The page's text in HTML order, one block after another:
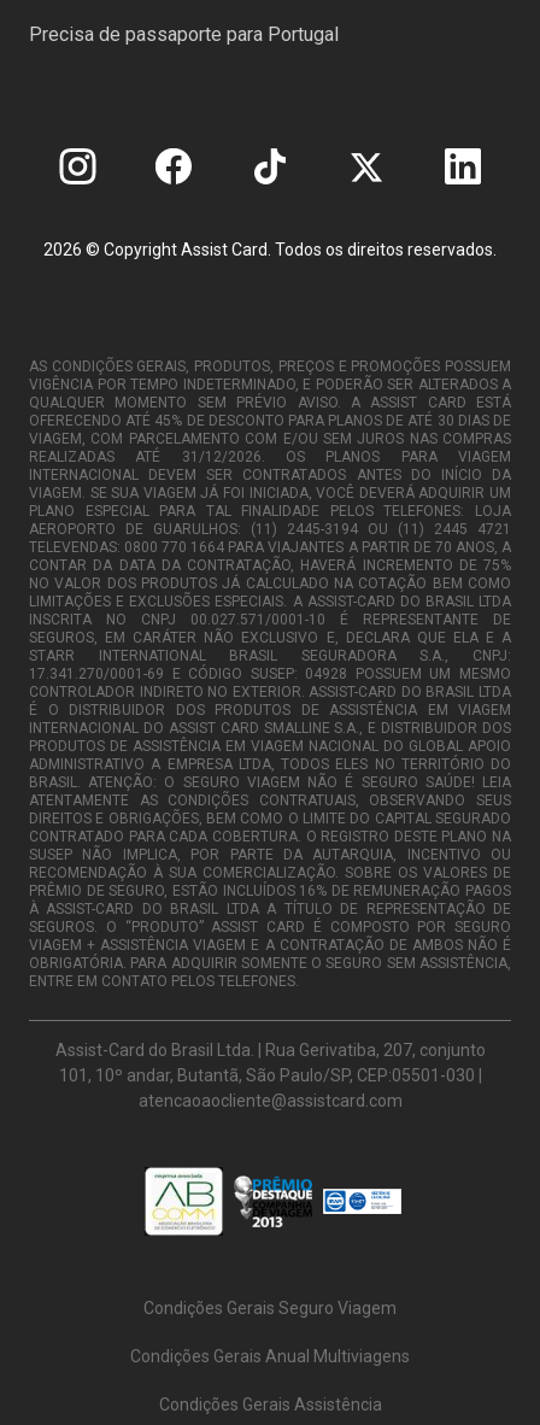
Precisa de passaporte para Portugal
2026 © Copyright Assist Card. Todos os direitos reservados.
AS CONDIÇÕES GERAIS, PRODUTOS, PREÇOS E PROMOÇÕES POSSUEM
VIGÊNCIA POR TEMPO INDETERMINADO, E PODERÃO SER ALTERADOS A
QUALQUER MOMENTO SEM PRÉVIO AVISO. A ASSIST CARD ESTÁ
OFERECENDO ATÉ 45% DE DESCONTO PARA PLANOS DE ATÉ 30 DIAS DE
VIAGEM, COM PARCELAMENTO COM E/OU SEM JUROS NAS COMPRAS
REALIZADAS ATÉ 31/12/2026. OS PLANOS PARA VIAGEM
INTERNACIONAL DEVEM SER CONTRATADOS ANTES DO INÍCIO DA
VIAGEM. SE SUA VIAGEM JÁ FOI INICIADA, VOCÊ DEVERÁ ADQUIRIR UM
PLANO ESPECIAL PARA TAL FINALIDADE PELOS TELEFONES: LOJA
AEROPORTO DE GUARULHOS: (11) 2445-3194 OU (11) 2445 4721
TELEVENDAS: 0800 770 1664 PARA VIAJANTES A PARTIR DE 70 ANOS, A
CONTAR DA DATA DA CONTRATAÇÃO, HAVERÁ INCREMENTO DE 75%
NO VALOR DOS PRODUTOS JÁ CALCULADO NA COTAÇÃO BEM COMO
LIMITAÇÕES E EXCLUSÕES ESPECIAIS. A ASSIST-CARD DO BRASIL LTDA
INSCRITA NO CNPJ 00.027.571/0001-10 É REPRESENTANTE DE
SEGUROS, EM CARÁTER NÃO EXCLUSIVO E, DECLARA QUE ELA E A
STARR INTERNATIONAL BRASIL SEGURADORA S.A., CNPJ:
17.341.270/0001-69 E CÓDIGO SUSEP: 04928 POSSUEM UM MESMO
CONTROLADOR INDIRETO NO EXTERIOR. ASSIST-CARD DO BRASIL LTDA
É O DISTRIBUIDOR DOS PRODUTOS DE ASSISTÊNCIA EM VIAGEM
INTERNACIONAL DO ASSIST CARD SMALLINE S.A., E DISTRIBUIDOR DOS
PRODUTOS DE ASSISTÊNCIA EM VIAGEM NACIONAL DO GLOBAL APOIO
ADMINISTRATIVO A EMPRESA LTDA, TODOS ELES NO TERRITÓRIO DO
BRASIL. ATENÇÃO: O SEGURO VIAGEM NÃO É SEGURO SAÚDE! LEIA
ATENTAMENTE AS CONDIÇÕES CONTRATUAIS, OBSERVANDO SEUS
DIREITOS E OBRIGAÇÕES, BEM COMO O LIMITE DO CAPITAL SEGURADO
CONTRATADO PARA CADA COBERTURA. O REGISTRO DESTE PLANO NA
SUSEP NÃO IMPLICA, POR PARTE DA AUTARQUIA, INCENTIVO OU
RECOMENDAÇÃO À SUA COMERCIALIZAÇÃO. SOBRE OS VALORES DE
PRÊMIO DE SEGURO, ESTÃO INCLUÍDOS 16% DE REMUNERAÇÃO PAGOS
À ASSIST-CARD DO BRASIL LTDA A TÍTULO DE REPRESENTAÇÃO DE
SEGUROS. O “PRODUTO” ASSIST CARD É COMPOSTO POR SEGURO
VIAGEM + ASSISTÊNCIA VIAGEM E A CONTRATAÇÃO DE AMBOS NÃO É
OBRIGATÓRIA. PARA ADQUIRIR SOMENTE O SEGURO SEM ASSISTÊNCIA,
ENTRE EM CONTATO PELOS TELEFONES.
Assist-Card do Brasil Ltda. | Rua Gerivatiba, 207, conjunto
101, 10º andar, Butantã, São Paulo/SP, CEP:05501-030 |
atencaoaocliente@assistcard.com
Condições Gerais Seguro Viagem
Condições Gerais Anual Multiviagens
Condições Gerais Assistência